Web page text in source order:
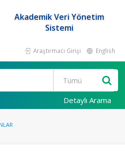
Akademik Veri Yönetim
Sistemi
Araştırmacı Girişi English
Detaylı Arama